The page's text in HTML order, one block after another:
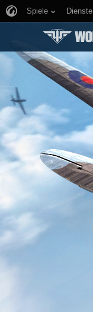
Spiele Dienste